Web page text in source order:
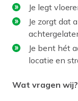
Je legt
Je zorgt dat
Je bent hét
locatie en
Wat vragen wij?